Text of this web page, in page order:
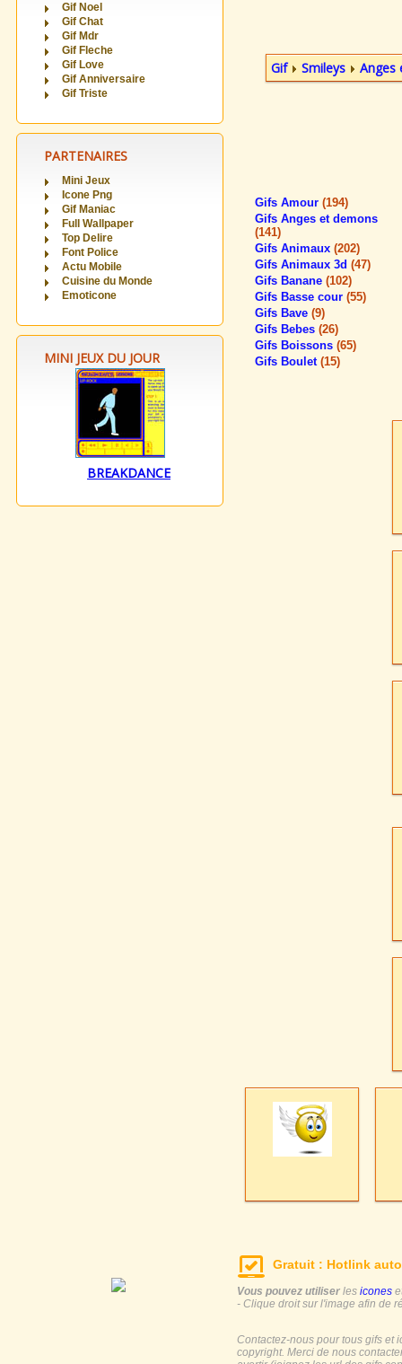
Gif Noel
Gif Chat
Gif Mdr
Gif Fleche
Gif Love
Gif Anniversaire
Gif Triste
PARTENAIRES
Mini Jeux
Icone Png
Gif Maniac
Full Wallpaper
Top Delire
Font Police
Actu Mobile
Cuisine du Monde
Emoticone
MINI JEUX DU JOUR
BREAKDANCE
Gif Smileys Anges
Gifs Amour (194)
Gifs Anges et demons
(141)
Gifs Animaux (202)
Gifs Animaux 3d (47)
Gifs Banane (102)
Gifs Basse cour (55)
Gifs Bave (9)
Gifs Bebes (26)
Gifs Boissons (65)
Gifs Boulet (15)
Gratuit : Hotlink
Vous pouvez utiliser les icones
- Clique droit sur l'image afin de
Contactez-nous pour tous gifs et
copyright. Merci de nous